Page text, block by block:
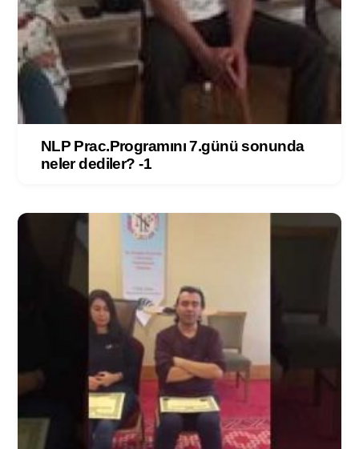
NLP Prac.Programını 7.günü sonunda
neler dediler? -1